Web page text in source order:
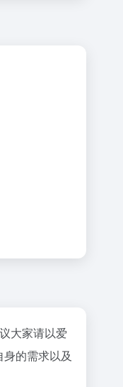
大家请以爱
的需求以及